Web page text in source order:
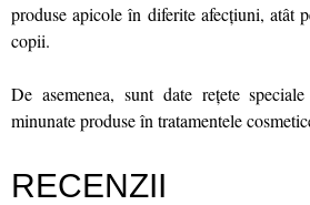
produse apicole în diferite afecţiuni, atât
copii.
De asemenea, sunt date reţete
minunate produse în tratamentele
RECENZII